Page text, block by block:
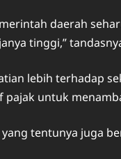
daerah
tinggi,”
lebih terhadap
untuk
tentunya juga